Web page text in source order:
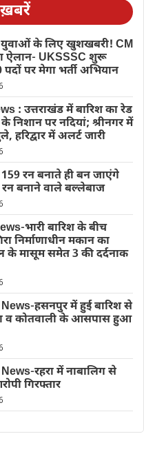
ख़बरें
युवाओं के लिए खुशखबरी! CM
ऐलान- UKSSSC शुरू
पर मेगा भर्ती अभियान
: उत्तराखंड में बारिश का रेड
निशान पर नदियां; श्रीनगर में
में अलर्ट जारी
रन बनाते ही बन जाएंगे
बनाने वाले बल्लेबाज
भारी बारिश के बीच
निर्माणाधीन मकान का
के मासूम समेत 3 की दर्दनाक
हसनपुर में हुई बारिश से
व कोतवाली के आसपास हुआ
रहरा में नाबालिग से
गिरफ्तार